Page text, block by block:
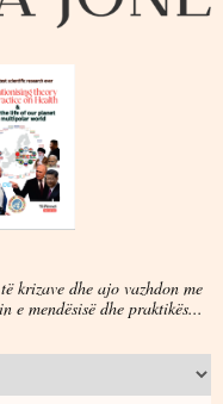
krizave dhe ajo vazhdon me
e mendësisë dhe praktikës...